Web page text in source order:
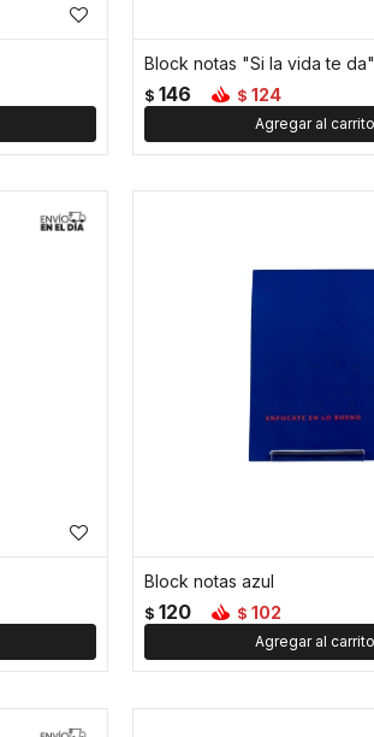
Block notas "Si la vida te da"
$ 146 $ 124
Block notas azul
$ 120 $ 102